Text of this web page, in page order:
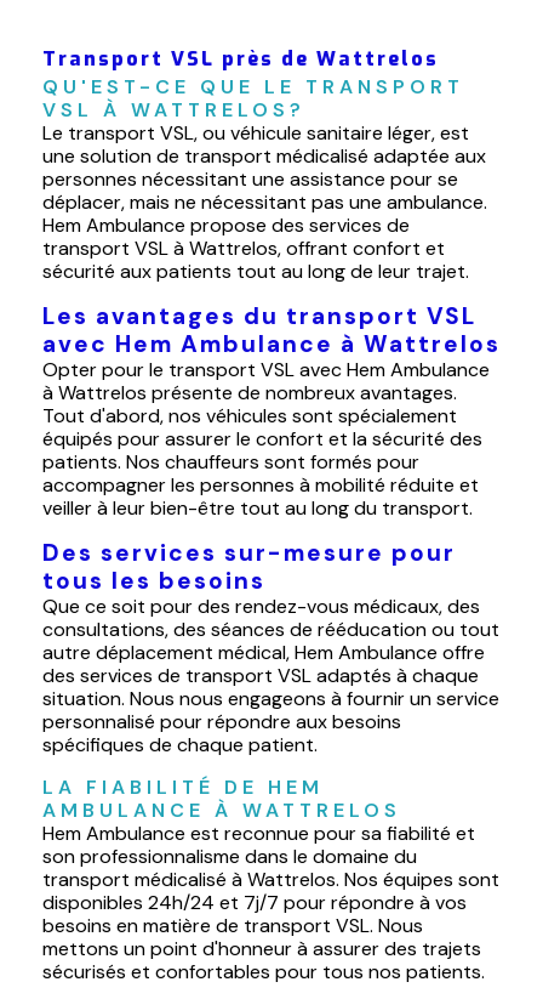
Transport VSL près de Wattrelos
QU'EST-CE QUE LE TRANSPORT
VSL À WATTRELOS?
Le transport VSL, ou véhicule sanitaire léger, est
une solution de transport médicalisé adaptée aux
personnes nécessitant une assistance pour se
déplacer, mais ne nécessitant pas une ambulance.
Hem Ambulance propose des services de
transport VSL à Wattrelos, offrant confort et
sécurité aux patients tout au long de leur trajet.
Les avantages du transport VSL
avec Hem Ambulance à Wattrelos
Opter pour le transport VSL avec Hem Ambulance
à Wattrelos présente de nombreux avantages.
Tout d'abord, nos véhicules sont spécialement
équipés pour assurer le confort et la sécurité des
patients. Nos chauffeurs sont formés pour
accompagner les personnes à mobilité réduite et
veiller à leur bien-être tout au long du transport.
Des services sur-mesure pour
tous les besoins
Que ce soit pour des rendez-vous médicaux, des
consultations, des séances de rééducation ou tout
autre déplacement médical, Hem Ambulance offre
des services de transport VSL adaptés à chaque
situation. Nous nous engageons à fournir un service
personnalisé pour répondre aux besoins
spécifiques de chaque patient.
LA FIABILITÉ DE HEM
AMBULANCE À WATTRELOS
Hem Ambulance est reconnue pour sa fiabilité et
son professionnalisme dans le domaine du
transport médicalisé à Wattrelos. Nos équipes sont
disponibles 24h/24 et 7j/7 pour répondre à vos
besoins en matière de transport VSL. Nous
mettons un point d'honneur à assurer des trajets
sécurisés et confortables pour tous nos patients.